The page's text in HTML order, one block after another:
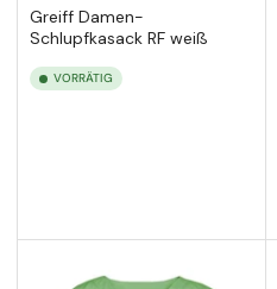
Greiff Damen-
Schlupfkasack RF weiß
VORRÄTIG